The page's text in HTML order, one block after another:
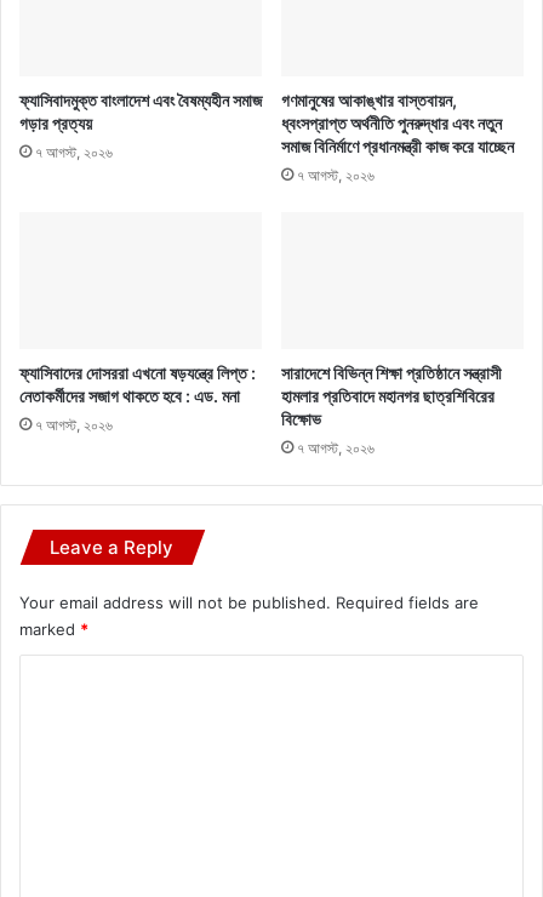
ফ্যাসিবাদমুক্ত বাংলাদেশ এবং বৈষম্যহীন সমাজ
গড়ার প্রত্যয়
৭ আগস্ট, ২০২৬
গণমানুষের আকাঙ্খার বাস্তবায়ন,
ধ্বংসপ্রাপ্ত অর্থনীতি পুনরুদ্ধার এবং নতুন
সমাজ বিনির্মাণে প্রধানমন্ত্রী কাজ করে যাচ্ছেন
৭ আগস্ট, ২০২৬
ফ্যাসিবাদের দোসররা এখনো ষড়যন্ত্রে লিপ্ত :
নেতাকর্মীদের সজাগ থাকতে হবে : এড. মনা
৭ আগস্ট, ২০২৬
সারাদেশে বিভিন্ন শিক্ষা প্রতিষ্ঠানে সন্ত্রাসী
হামলার প্রতিবাদে মহানগর ছাত্রশিবিরের
বিক্ষোভ
৭ আগস্ট, ২০২৬
Leave a Reply
Your email address will not be published. Required fields are
marked *